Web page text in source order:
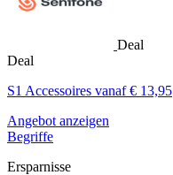
Deal
Deal
S1 Accessoires vanaf € 13,95
Angebot anzeigen
Begriffe
Ersparnisse